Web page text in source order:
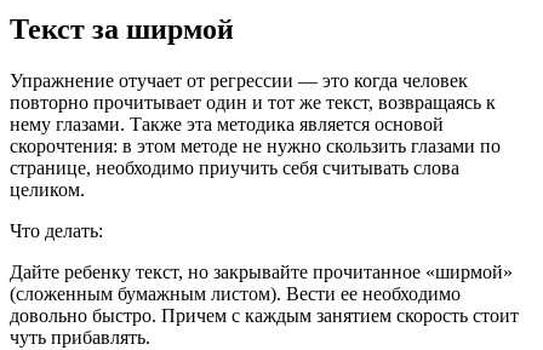
Текст за ширмой
Упражнение отучает от регрессии — это когда человек
повторно прочитывает один и тот же текст, возвращаясь к
нему глазами. Также эта методика является основой
скорочтения: в этом методе не нужно скользить глазами по
странице, необходимо приучить себя считывать слова
целиком.
Что делать:
Дайте ребенку текст, но закрывайте прочитанное «ширмой»
(сложенным бумажным листом). Вести ее необходимо
довольно быстро. Причем с каждым занятием скорость стоит
чуть прибавлять.